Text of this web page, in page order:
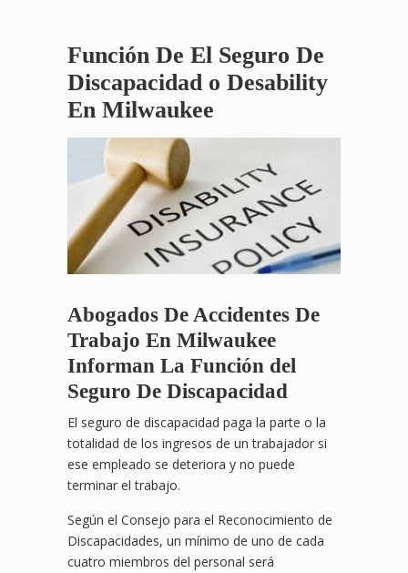
Función De El Seguro De
Discapacidad o Desability
En Milwaukee
Abogados De Accidentes De
Trabajo En Milwaukee
Informan La Función del
Seguro De Discapacidad
El seguro de discapacidad paga la parte o la
totalidad de los ingresos de un trabajador si
ese empleado se deteriora y no puede
terminar el trabajo.
Según el Consejo para el Reconocimiento de
Discapacidades, un mínimo de uno de cada
cuatro miembros del personal será